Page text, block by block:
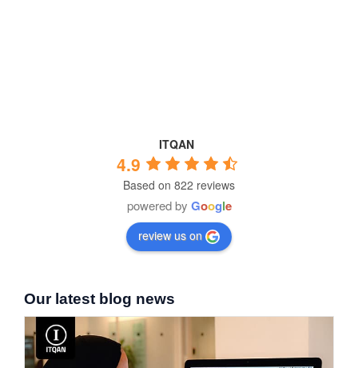
ITQAN
4.9
Based on 822 reviews
powered by Google
review us on
Our latest blog news